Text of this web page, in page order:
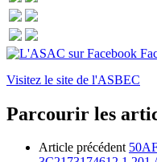
Visitez le site de l'ASBEC
Parcourir les
Article précédent